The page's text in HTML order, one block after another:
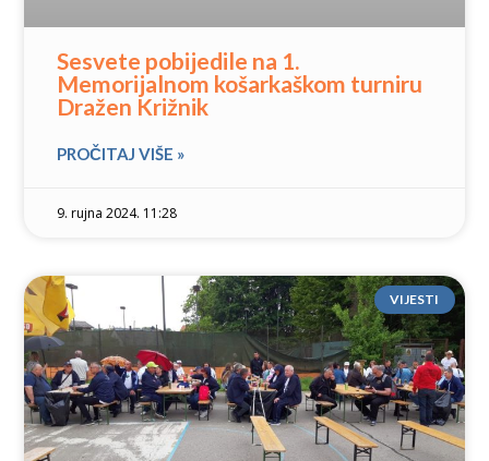
Sesvete pobijedile na 1.
Memorijalnom košarkaškom turniru
Dražen Križnik
PROČITAJ VIŠE »
9. rujna 2024. 11:28
VIJESTI